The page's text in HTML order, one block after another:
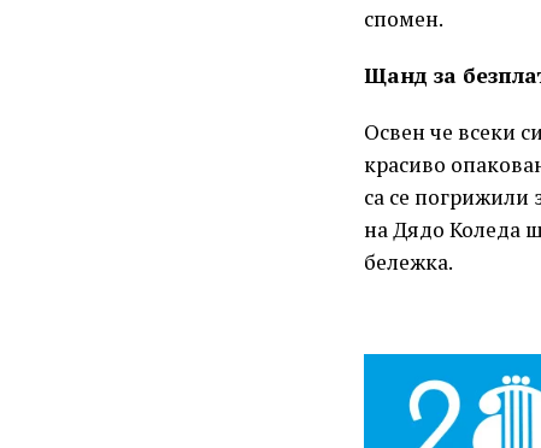
спомен.
Щанд за
Освен че всеки
красиво
са се погрижили
на Дядо Коледа
бележка.